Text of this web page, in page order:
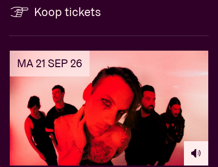
Koop tickets
MA 21 SEP 26